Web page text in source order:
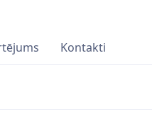
Kontakti